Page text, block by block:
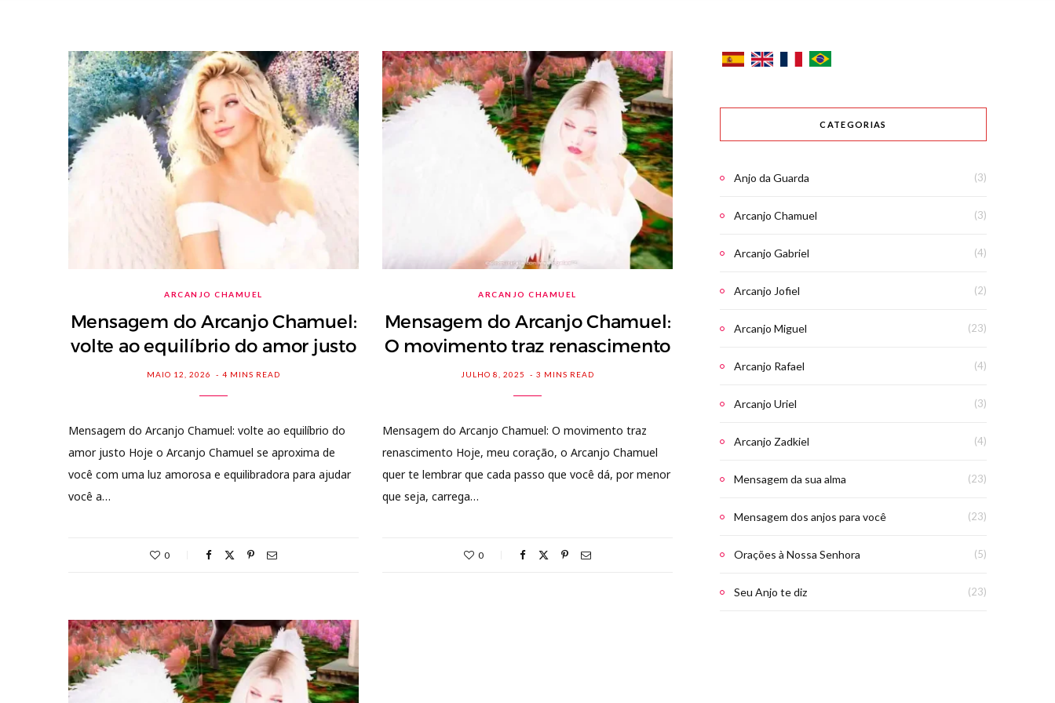
ARCANJO CHAMUEL
Mensagem do Arcanjo Chamuel:
volte ao equilíbrio do amor justo
MAIO 12, 2026 4 MINS READ
Mensagem do Arcanjo Chamuel: volte ao equilíbrio do
amor justo Hoje o Arcanjo Chamuel se aproxima de
você com uma luz amorosa e equilibradora para ajudar
você a…
0
ARCANJO CHAMUEL
Mensagem do Arcanjo Chamuel:
O movimento traz renascimento
JULHO 8, 2025 3 MINS READ
Mensagem do Arcanjo Chamuel: O movimento traz
renascimento Hoje, meu coração, o Arcanjo Chamuel
quer te lembrar que cada passo que você dá, por menor
que seja, carrega…
0
CATEGORIAS
Anjo da Guarda (3)
Arcanjo Chamuel (3)
Arcanjo Gabriel (4)
Arcanjo Jofiel (2)
Arcanjo Miguel (23)
Arcanjo Rafael (4)
Arcanjo Uriel (3)
Arcanjo Zadkiel (4)
Mensagem da sua alma (23)
Mensagem dos anjos para você (23)
Orações à Nossa Senhora (5)
Seu Anjo te diz (23)